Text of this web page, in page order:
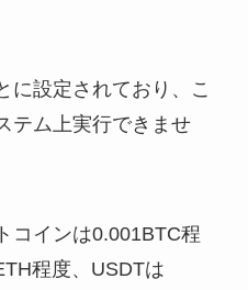
に設定されており、こ
テム上実行できませ
コインは0.001BTC程
程度、USDTは